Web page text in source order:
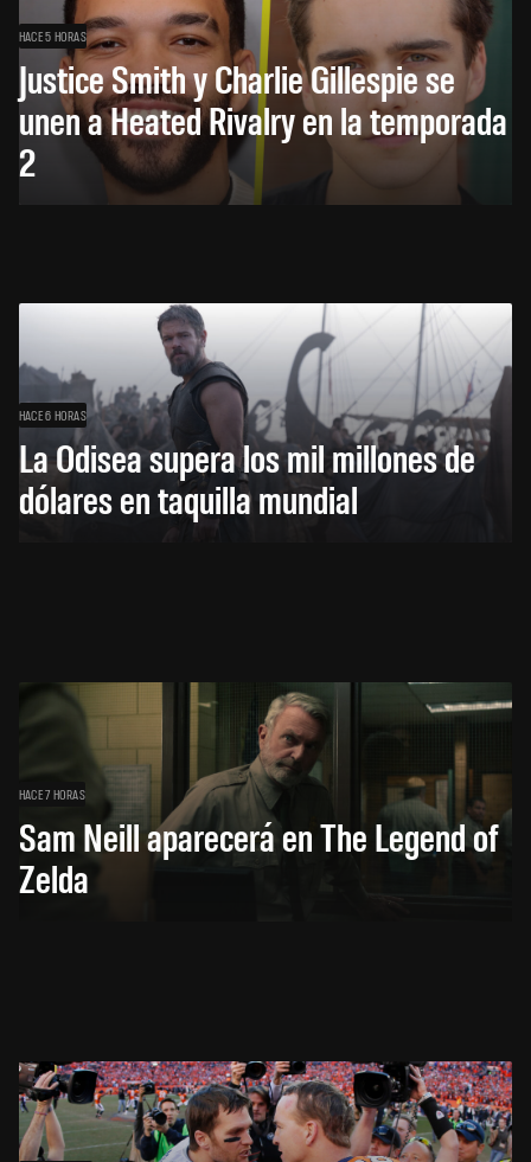
HACE 5 HORAS
Justice Smith y Charlie Gillespie se
unen a Heated Rivalry en la temporada
2
HACE 6 HORAS
La Odisea supera los mil millones de
dólares en taquilla mundial
HACE 7 HORAS
Sam Neill aparecerá en The Legend of
Zelda